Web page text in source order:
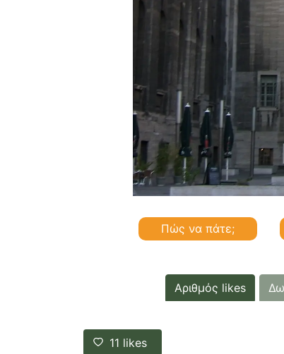
Πώς να πάτε;
Αριθμός likes
11 likes